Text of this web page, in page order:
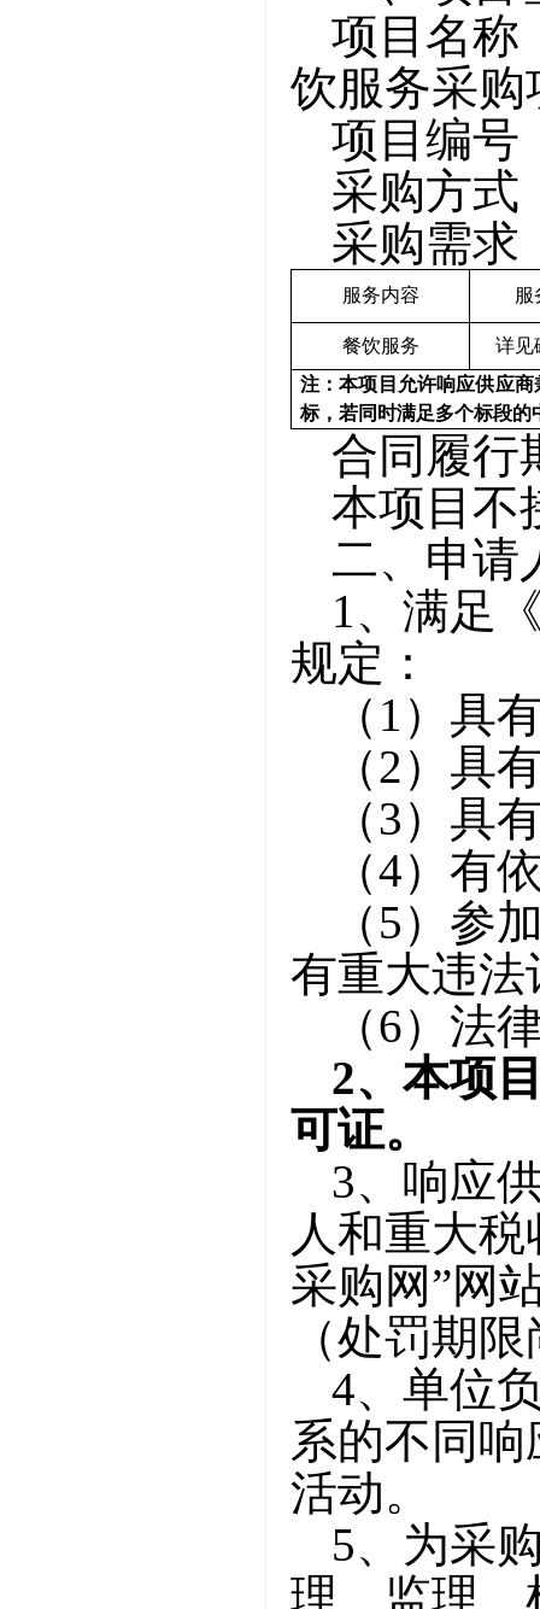
项目名称
饮服务采购
项目编号
采购方式
采购需求
服务内容 服
餐饮服务 详见
注：本项目允许响应供应
标，若同时满足多个标段
合同履行
本项目不
二、申请
1、满足
规定：
（ 1）具
（2）具
（3）具
（4）有
（5）参
有重大违法
（6）法
2、本项
可证。
3、 响应
人和重大
采购网”网
（处罚期限
4、单位
系的不同
活动。
5、为采
理、监理